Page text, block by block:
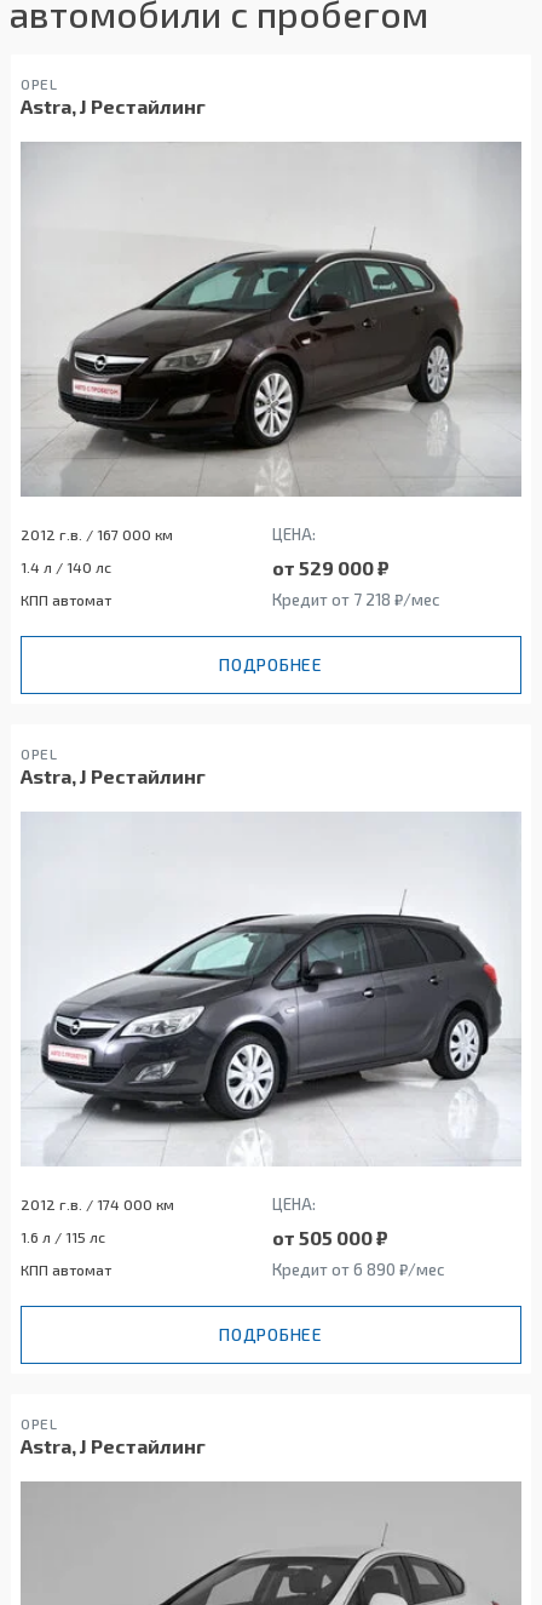
автомобили с пробегом
OPEL
Astra, J Рестайлинг
2012 г.в. / 167 000 км ЦЕНА:
1.4 л / 140 лс от 529 000 ₽
КПП автомат Кредит от 7 218 ₽/мес
ПОДРОБНЕЕ
OPEL
Astra, J Рестайлинг
2012 г.в. / 174 000 км ЦЕНА:
1.6 л / 115 лс от 505 000 ₽
КПП автомат Кредит от 6 890 ₽/мес
ПОДРОБНЕЕ
OPEL
Astra, J Рестайлинг